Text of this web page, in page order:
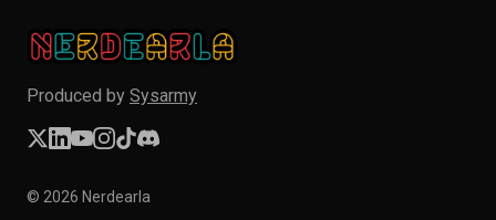
Produced by Sysarmy
© 2026 Nerdearla